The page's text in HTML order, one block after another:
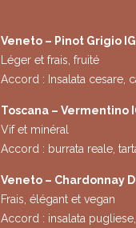
Veneto – Pinot Grigio
Léger et frais, fruité
Accord : Insalata cesare,
Toscana – Vermentino
Vif et minéral
Accord : burrata reale,
Veneto – Chardonnay
Frais, élégant et vegan
Accord : insalata